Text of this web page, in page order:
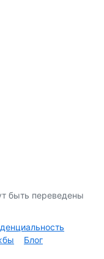
быть переведены
Блог